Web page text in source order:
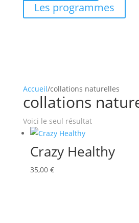
Les programmes
Accueil/collations naturelles
collations
Voici le seul résultat
Crazy Healthy
35,00 €